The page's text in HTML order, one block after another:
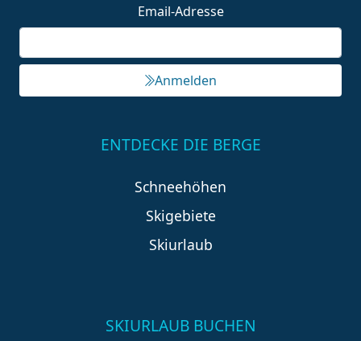
Email-Adresse
Anmelden
ENTDECKE DIE BERGE
Schneehöhen
Skigebiete
Skiurlaub
SKIURLAUB BUCHEN